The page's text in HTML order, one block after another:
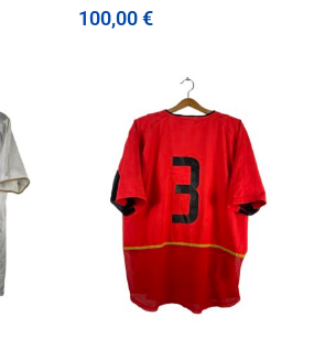
100,00€